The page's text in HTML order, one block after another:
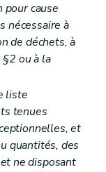
cause
nécessaire à
de déchets, à
ou à la
liste
tenues
et
quantités, des
ne disposant